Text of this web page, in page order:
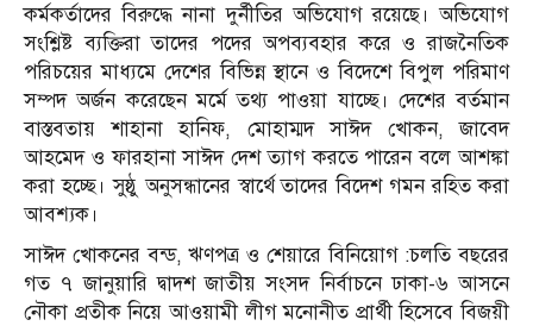
কর্মকর্তাদের বিরুদ্ধে নানা দুর্নীতির অভিযোগ রয়েছে। অভিযোগ
সংশ্লিষ্ট ব্যক্তিরা তাদের পদের অপব্যবহার করে ও রাজনৈতিক
পরিচয়ের মাধ্যমে দেশের বিভিন্ন স্থানে ও বিদেশে বিপুল পরিমাণ
সম্পদ অর্জন করেছেন মর্মে তথ্য পাওয়া যাচ্ছে। দেশের বর্তমান
বাস্তবতায় শাহানা হানিফ, মোহাম্মদ সাঈদ খোকন, জাবেদ
আহমেদ ও ফারহানা সাঈদ দেশ ত্যাগ করতে পারেন বলে আশঙ্কা
করা হচ্ছে। সুষ্ঠু অনুসন্ধানের স্বার্থে তাদের বিদেশ গমন রহিত করা
আবশ্যক।
সাঈদ খোকনের বন্ড, ঋণপত্র ও শেয়ারে বিনিয়োগ :চলতি বছরের
গত ৭ জানুয়ারি দ্বাদশ জাতীয় সংসদ নির্বাচনে ঢাকা-৬ আসনে
নৌকা প্রতীক নিয়ে আওয়ামী লীগ মনোনীত প্রার্থী হিসেবে বিজয়ী